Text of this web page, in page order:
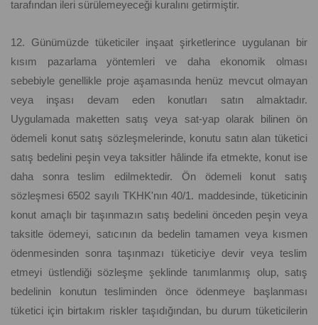
tarafından ileri sürülemeyeceği kuralını getirmiştir.
12. Günümüzde tüketiciler inşaat şirketlerince uygulanan bir
kısım pazarlama yöntemleri ve daha ekonomik olması
sebebiyle genellikle proje aşamasında henüz mevcut olmayan
veya inşası devam eden konutları satın almaktadır.
Uygulamada maketten satış veya sat-yap olarak bilinen ön
ödemeli konut satış sözleşmelerinde, konutu satın alan tüketici
satış bedelini peşin veya taksitler hâlinde ifa etmekte, konut ise
daha sonra teslim edilmektedir. Ön ödemeli konut satış
sözleşmesi 6502 sayılı TKHK'nın 40/1. maddesinde, tüketicinin
konut amaçlı bir taşınmazın satış bedelini önceden peşin veya
taksitle ödemeyi, satıcının da bedelin tamamen veya kısmen
ödenmesinden sonra taşınmazı tüketiciye devir veya teslim
etmeyi üstlendiği sözleşme şeklinde tanımlanmış olup, satış
bedelinin konutun tesliminden önce ödenmeye başlanması
tüketici için birtakım riskler taşıdığından, bu durum tüketicilerin